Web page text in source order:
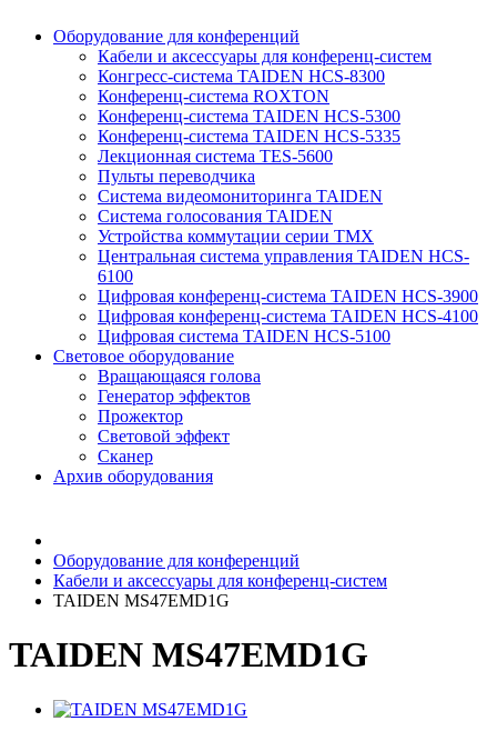
Оборудование для конференций
Кабели и аксессуары для конференц-систем
Конгресс-система TAIDEN HCS-8300
Конференц-система ROXTON
Конференц-система TAIDEN HCS-5300
Конференц-система TAIDEN HCS-5335
Лекционная система TES-5600
Пульты переводчика
Система видеомониторинга TAIDEN
Система голосования TAIDEN
Устройства коммутации серии TMX
Центральная система управления TAIDEN HCS-
6100
Цифровая конференц-система TAIDEN HCS-3900
Цифровая конференц-система TAIDEN HCS-4100
Цифровая система TAIDEN HCS-5100
Световое оборудование
Вращающаяся голова
Генератор эффектов
Прожектор
Световой эффект
Сканер
Архив оборудования
Оборудование для конференций
Кабели и аксессуары для конференц-систем
TAIDEN MS47EMD1G
TAIDEN MS47EMD1G